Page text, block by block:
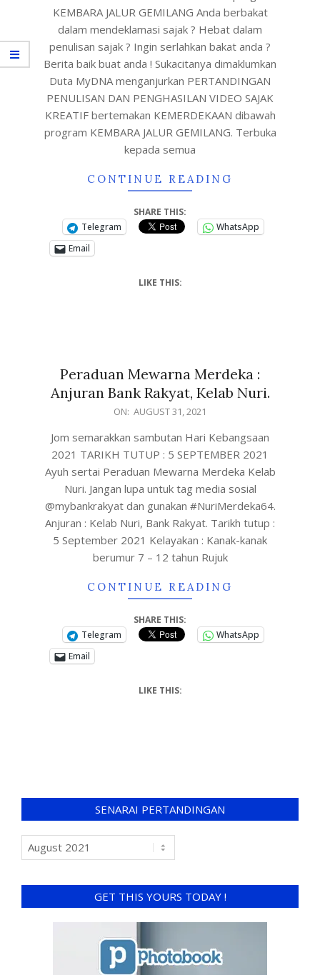
KEMBARA JALUR GEMILANG Anda berbakat
dalam mendeklamasi sajak ? Hebat dalam
penulisan sajak ? Ingin serlahkan bakat anda ?
Berita baik buat anda ! Sukacitanya dimaklumkan
Duta MyDNA menganjurkan PERTANDINGAN
PENULISAN DAN PENGHASILAN VIDEO SAJAK
KREATIF bertemakan KEMERDEKAAN dibawah
program KEMBARA JALUR GEMILANG. Terbuka
kepada semua
CONTINUE READING
SHARE THIS:
Telegram
WhatsApp
Email
LIKE THIS:
Peraduan Mewarna Merdeka :
Anjuran Bank Rakyat, Kelab Nuri.
ON: AUGUST 31, 2021
Jom semarakkan sambutan Hari Kebangsaan
2021 TARIKH TUTUP : 5 SEPTEMBER 2021
Ayuh sertai Peraduan Mewarna Merdeka Kelab
Nuri. Jangan lupa untuk tag media sosial
@mybankrakyat dan gunakan #NuriMerdeka64.
Anjuran : Kelab Nuri, Bank Rakyat. Tarikh tutup :
5 September 2021 Kelayakan : Kanak-kanak
berumur 7 – 12 tahun Rujuk
CONTINUE READING
SHARE THIS:
Telegram
WhatsApp
Email
LIKE THIS:
SENARAI PERTANDINGAN
GET THIS YOURS TODAY !